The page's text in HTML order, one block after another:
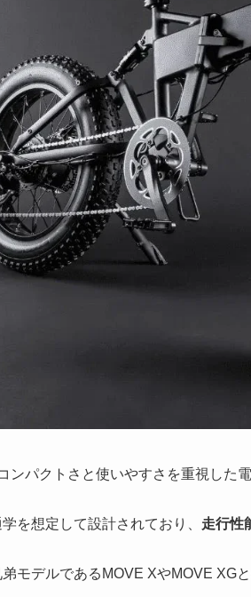
ンパクトさと使いやすさを重視した
を想定して設計されており、 走行性
モデルであるMOVE XやMOVE XG